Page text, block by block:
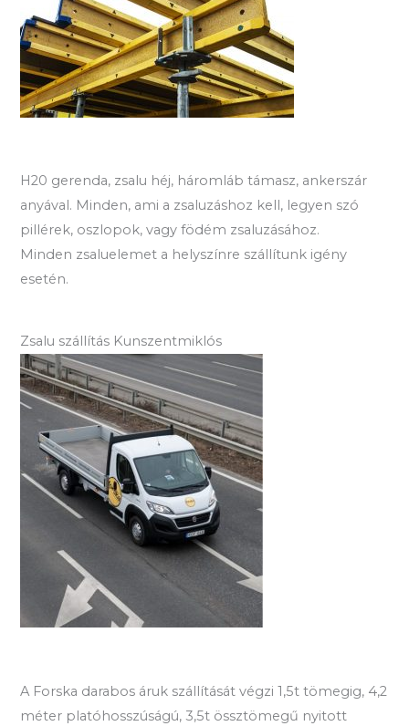
H20 gerenda, zsalu héj, háromláb támasz, ankerszár
anyával. Minden, ami a zsaluzáshoz kell, legyen szó
pillérek, oszlopok, vagy födém zsaluzásához.
Minden zsaluelemet a helyszínre szállítunk igény
esetén.
Zsalu szállítás Kunszentmiklós
A Forska darabos áruk szállítását végzi 1,5t tömegig, 4,2
méter platóhosszúságú, 3,5t össztömegű nyitott